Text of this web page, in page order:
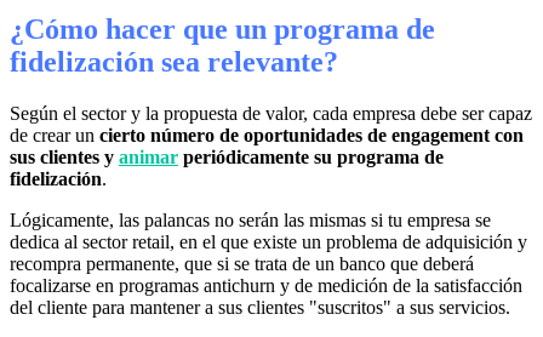
¿Cómo hacer que un programa de
fidelización sea relevante?
Según el sector y la propuesta de valor, cada empresa debe ser capaz
de crear un cierto número de oportunidades de engagement con
sus clientes y animar periódicamente su programa de
fidelización.
Lógicamente, las palancas no serán las mismas si tu empresa se
dedica al sector retail, en el que existe un problema de adquisición y
recompra permanente, que si se trata de un banco que deberá
focalizarse en programas antichurn y de medición de la satisfacción
del cliente para mantener a sus clientes "suscritos" a sus servicios.